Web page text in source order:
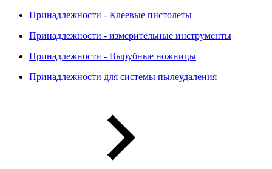
Принадлежности - Клеевые пистолеты
Принадлежности - измерительные инструменты
Принадлежности - Вырубные ножницы
Принадлежности для системы пылеудаления